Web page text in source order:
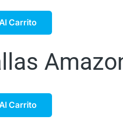
Carrito
Carrito